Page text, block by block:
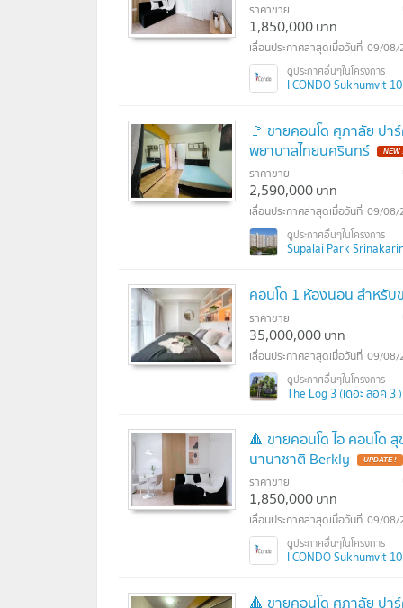
ราคาขาย
1,850,000บาท
09/08/
I CONDO Sukhumvit
🚩 ขายคอนโด ศุภาลัย ป
พยาบาลไทยนครินทร์
NEW
ราคาขาย
2,590,000บาท
09/08/
Supalai Park
คอนโด 1 ห้องนอน สำหรับ
ราคาขาย
35,000,000บาท
09/08/
The Log 3 (เดอะ ลอค 3 )
🔺 ขายคอนโด ไอ คอนโด
นานาชาติ Berkly
UPDATE !
ราคาขาย
1,850,000บาท
09/08/
I CONDO Sukhumvit
🔺 ขายคอนโด ศุภาลัย ปา